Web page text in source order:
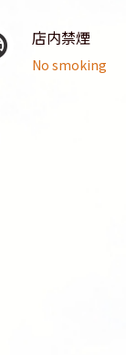
店内禁煙
No smoking